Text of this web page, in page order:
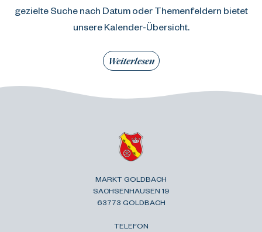
gezielte Suche nach Datum oder Themenfeldern bietet
unsere Kalender-Übersicht.
Weiterlesen
MARKT GOLDBACH
SACHSENHAUSEN 19
63773 GOLDBACH
TELEFON